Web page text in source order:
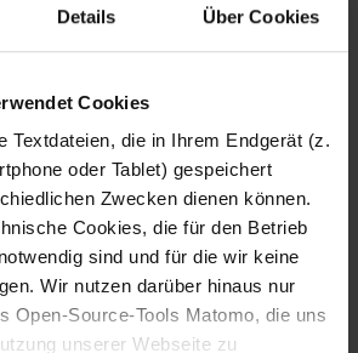
Details Über Cookies
Cookies
Textdateien, die in Ihrem Endgerät (z.
oder Tablet) gespeichert
Zwecken dienen können.
Cookies, die für den Betrieb
sind und für die wir keine
Wir nutzen darüber hinaus nur
Open-Source-Tools Matomo, die uns
unserer Webseite zu
Fotografo: Lorenz
Sternbach
Download